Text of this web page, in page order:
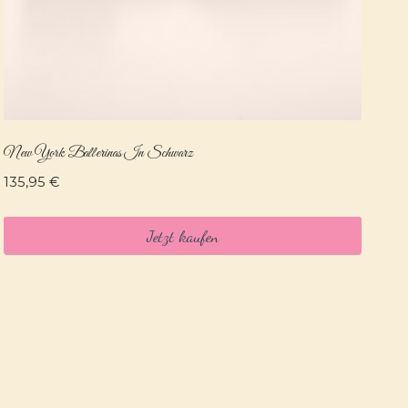
New York Ballerinas In Schwarz
135,95€
Jetzt kaufen